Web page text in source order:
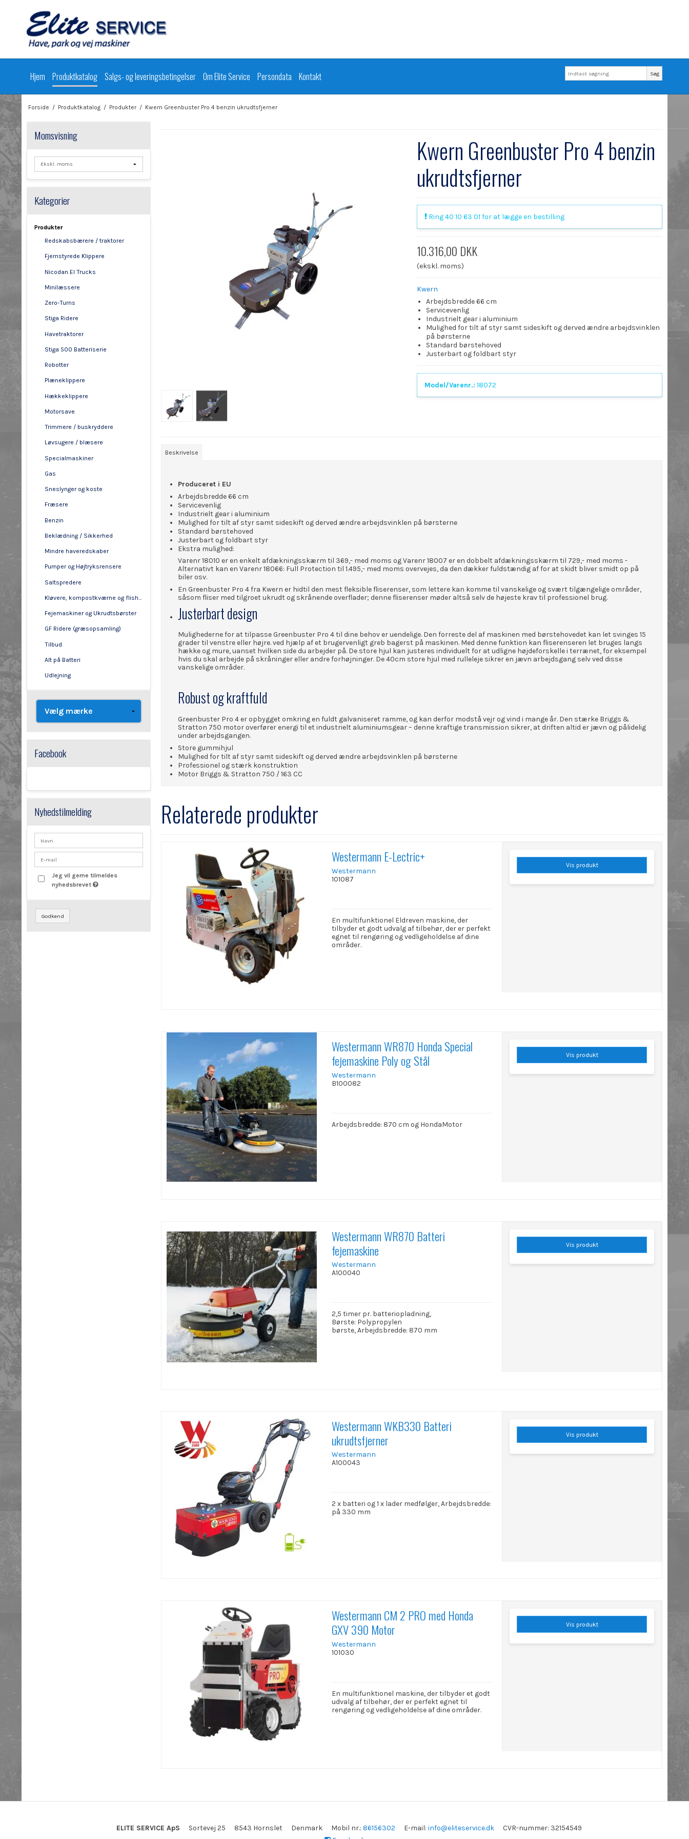
Hjem Produktkatalog Salgs- og leveringsbetingelser Om Elite Service Persondata Kontakt Søg
Forside / Produktkatalog / Produkter / Kwern Greenbuster Pro 4 benzin ukrudtsfjerner
Momsvisning
Kategorier
Produkter
Redskabsbærere / traktorer
Fjernstyrede Klippere
Nicodan El Trucks
Minilæssere
Zero-Turns
Stiga Ridere
Havetraktorer
Stiga 500 Batteriserie
Robotter
Plæneklippere
Hækkeklippere
Motorsave
Trimmere / buskryddere
Løvsugere / blæsere
Specialmaskiner
Gas
Sneslynger og koste
Fræsere
Benzin
Beklædning / Sikkerhed
Mindre haveredskaber
Pumper og Højtryksrensere
Saltspredere
Kløvere, kompostkværne og flishuggere
Fejemaskiner og Ukrudtsbørster
GF Ridere (græsopsamling)
Tilbud
Alt på Batteri
Udlejning
Facebook
Nyhedstilmelding
Jeg vil gerne tilmeldes
nyhedsbrevet
Godkend
Kwern Greenbuster Pro 4 benzin
ukrudtsfjerner
Ring 40 10 63 01 for at lægge en bestilling
10.316,00 DKK
(ekskl. moms)
Kwern
Arbejdsbredde 66 cm
Servicevenlig
Industrielt gear i aluminium
Mulighed for tilt af styr samt sideskift og derved ændre arbejdsvinklen
på børsterne
Standard børstehoved
Justerbart og foldbart styr
Model/Varenr.: 18072
Beskrivelse
Produceret i EU
Arbejdsbredde 66 cm
Servicevenlig
Industrielt gear i aluminium
Mulighed for tilt af styr samt sideskift og derved ændre arbejdsvinklen på børsterne
Standard børstehoved
Justerbart og foldbart styr
Ekstra mulighed:
Varenr 18010 er en enkelt afdækningsskærm til 369,- med moms og Varenr 18007 er en dobbelt afdækningsskærm til 729,- med moms -
Alternativt kan en Varenr 18066: Full Protection til 1.495,- med moms overvejes, da den dækker fuldstændig af for at skidt bliver smidt op på
biler osv.
En Greenbuster Pro 4 fra Kwern er hidtil den mest fleksible fliserenser, som lettere kan komme til vanskelige og svært tilgængelige områder,
såsom fliser med tilgroet ukrudt og skrånende overflader; denne fliserenser møder altså selv de højeste krav til professionel brug.
Justerbart design
Mulighederne for at tilpasse Greenbuster Pro 4 til dine behov er uendelige. Den forreste del af maskinen med børstehovedet kan let svinges 15
grader til venstre eller højre. ved hjælp af et brugervenligt greb bagerst på maskinen. Med denne funktion kan fliserenseren let bruges langs
hække og mure, uanset hvilken side du arbejder på. De store hjul kan justeres individuelt for at udligne højdeforskelle i terrænet, for eksempel
hvis du skal arbejde på skråninger eller andre forhøjninger. De 40cm store hjul med rulleleje sikrer en jævn arbejdsgang selv ved disse
vanskelige områder.
Robust og kraftfuld
Greenbuster Pro 4 er opbygget omkring en fuldt galvaniseret ramme, og kan derfor modstå vejr og vind i mange år. Den stærke Briggs &
Stratton 750 motor overfører energi til et industrielt aluminiumsgear – denne kraftige transmission sikrer, at driften altid er jævn og pålidelig
under arbejdsgangen.
Store gummihjul
Mulighed for tilt af styr samt sideskift og derved ændre arbejdsvinklen på børsterne
Professionel og stærk konstruktion
Motor Briggs & Stratton 750 / 163 CC
Relaterede produkter
Westermann E-Lectric+
Westermann
101087
En multifunktionel Eldreven maskine, der
tilbyder et godt udvalg af tilbehør, der er perfekt
egnet til rengøring og vedligeholdelse af dine
områder.
Vis produkt
Westermann WR870 Honda Special
fejemaskine Poly og Stål
Westermann
B100082
Arbejdsbredde: 870 cm og HondaMotor
Vis produkt
Westermann WR870 Batteri
fejemaskine
Westermann
A100040
2,5 timer pr. batteriopladning,
Børste: Polypropylen
børste, Arbejdsbredde: 870 mm
Vis produkt
Westermann WKB330 Batteri
ukrudtsfjerner
Westermann
A100043
2 x batteri og 1 x lader medfølger, Arbejdsbredde:
på 330 mm
Vis produkt
Westermann CM 2 PRO med Honda
GXV 390 Motor
Westermann
101030
En multifunktionel maskine, der tilbyder et godt
udvalg af tilbehør, der er perfekt egnet til
rengøring og vedligeholdelse af dine områder.
Vis produkt
ELITE SERVICE ApS Sortevej 25 8543 Hornslet Denmark Mobil nr.: 86156302 E-mail: info@eliteservice.dk CVR-nummer: 32154549